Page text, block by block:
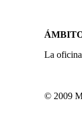
La
© 2009